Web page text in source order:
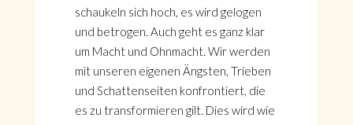
schaukeln sich hoch, es wird gelogen
und betrogen. Auch geht es ganz klar
um Macht und Ohnmacht. Wir werden
mit unseren eigenen Ängsten, Trieben
und Schattenseiten konfrontiert, die
es zu transformieren gilt. Dies wird wie